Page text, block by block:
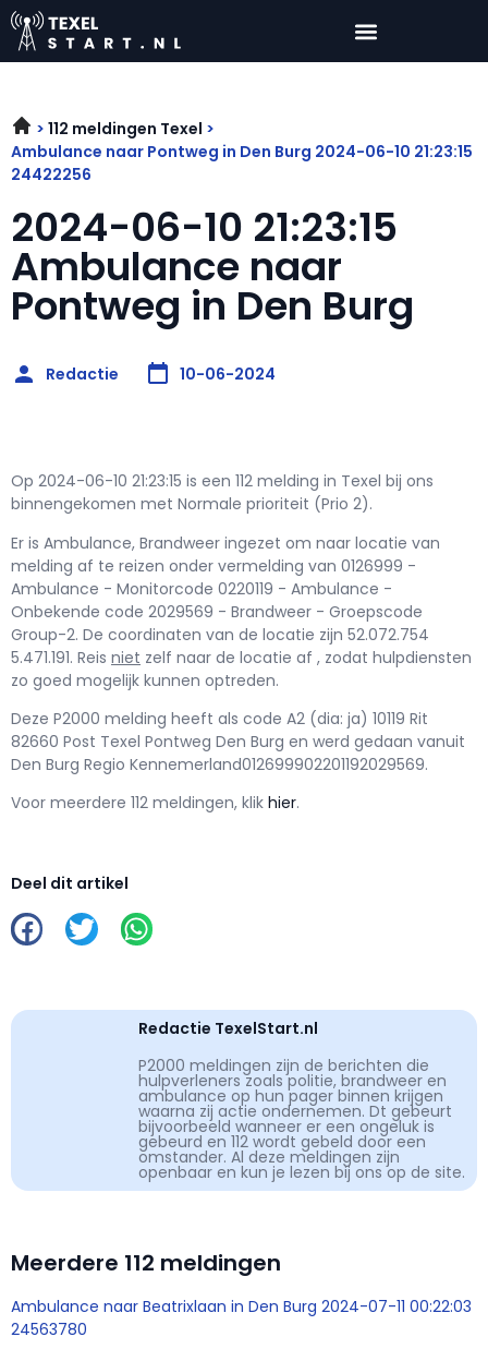
112 meldingen Texel
Ambulance naar Pontweg in Den Burg 2024-06-10 21:23:15
24422256
2024-06-10 21:23:15
Ambulance naar
Pontweg in Den Burg
Redactie 10-06-2024
Op 2024-06-10 21:23:15 is een 112 melding in Texel bij ons
binnengekomen met Normale prioriteit (Prio 2).
Er is Ambulance, Brandweer ingezet om naar locatie van
melding af te reizen onder vermelding van 0126999 -
Ambulance - Monitorcode 0220119 - Ambulance -
Onbekende code 2029569 - Brandweer - Groepscode
Group-2. De coordinaten van de locatie zijn 52.072.754
5.471.191. Reis niet zelf naar de locatie af , zodat hulpdiensten
zo goed mogelijk kunnen optreden.
Deze P2000 melding heeft als code A2 (dia: ja) 10119 Rit
82660 Post Texel Pontweg Den Burg en werd gedaan vanuit
Den Burg Regio Kennemerland012699902201192029569.
Voor meerdere 112 meldingen, klik hier.
Deel dit artikel
Redactie TexelStart.nl
P2000 meldingen zijn de berichten die
hulpverleners zoals politie, brandweer en
ambulance op hun pager binnen krijgen
waarna zij actie ondernemen. Dt gebeurt
bijvoorbeeld wanneer er een ongeluk is
gebeurd en 112 wordt gebeld door een
omstander. Al deze meldingen zijn
openbaar en kun je lezen bij ons op de site.
Meerdere 112 meldingen
Ambulance naar Beatrixlaan in Den Burg 2024-07-11 00:22:03
24563780